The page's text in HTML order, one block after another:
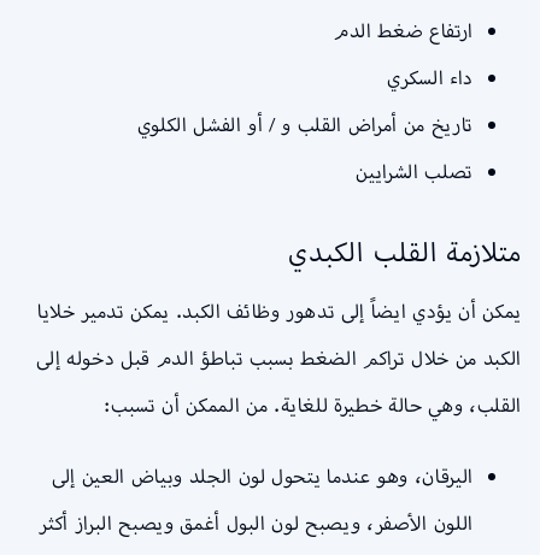
ارتفاع ضغط الدم
داء السكري
تاريخ من أمراض القلب و / أو الفشل الكلوي
تصلب الشرايين
متلازمة القلب الكبدي
يمكن أن يؤدي ايضاً إلى تدهور وظائف الكبد. يمكن تدمير خلايا
الكبد من خلال تراكم الضغط بسبب تباطؤ الدم قبل دخوله إلى
القلب، وهي حالة خطيرة للغاية. من الممكن أن تسبب:
اليرقان، وهو عندما يتحول لون الجلد وبياض العين إلى
اللون الأصفر، ويصبح لون البول أغمق ويصبح البراز أكثر